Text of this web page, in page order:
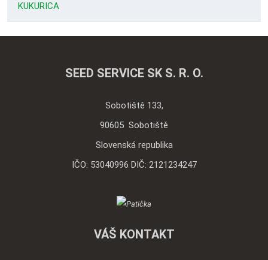
KUKURICA
SEED SERVICE SK S. R. O.
Sobotiště 133,
90605 Sobotiště
Slovenská republika
IČO: 53040996 DIČ: 2121234247
VÁŠ KONTAKT